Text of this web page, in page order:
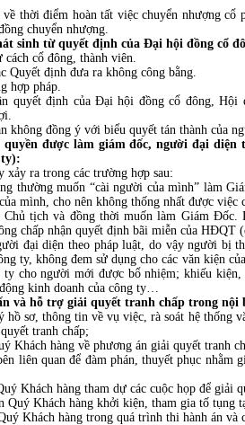
thời điểm hoàn tất việc chuyển nhượng cổ
chuyển nhượng.
sinh từ quyết định của Đại hội đồng cổ
cách cổ đông, thành viên.
Quyết định đưa ra không công bằng.
hợp pháp.
quyết định của Đại hội đồng cổ đông,
không đồng ý với biểu quyết tán thành của
quyền được làm giám đốc, người đại
xảy ra trong các trường hợp sau:
thường muốn “cài người của mình” làm
mình, cho nên không thống nhất được
tịch và đồng thời muốn làm Giám Đốc.
chấp nhận quyết định bãi miễn của HĐQT
đại diện theo pháp luật, do vậy người bị
ty, không đem sử dụng cho các văn kiện
ty cho người mới được bổ nhiệm; khiếu kiện,
kinh doanh của công ty…
và hỗ trợ giải quyết tranh chấp trong nội
hồ sơ, thông tin về vụ việc, rà soát hệ thống
tranh chấp;
Khách hàng về phương án giải quyết tranh
liên quan để đàm phán, thuyết phục nhằm
Khách hàng tham dự các cuộc họp để giải
Quý Khách hàng khởi kiện, tham gia tố tụng
Khách hàng trong quá trình thi hành án và